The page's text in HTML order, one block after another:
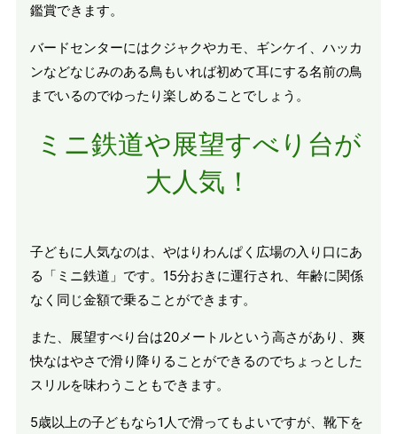
鑑賞できます。
バードセンターにはクジャクやカモ、ギンケイ、ハッカ
ンなどなじみのある鳥もいれば初めて耳にする名前の鳥
までいるのでゆったり楽しめることでしょう。
ミニ鉄道や展望すべり台が
大人気！
子どもに人気なのは、やはりわんぱく広場の入り口にあ
る「ミニ鉄道」です。15分おきに運行され、年齢に関係
なく同じ金額で乗ることができます。
また、展望すべり台は20メートルという高さがあり、爽
快なはやさで滑り降りることができるのでちょっとした
スリルを味わうこともできます。
5歳以上の子どもなら1人で滑ってもよいですが、靴下を